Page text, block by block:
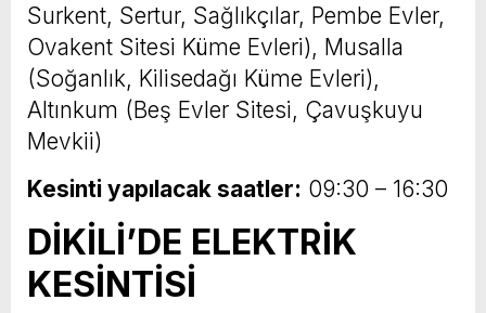
Surkent, Sertur, Sağlıkçılar, Pembe Evler,
Ovakent Sitesi Küme Evleri), Musalla
(Soğanlık, Kilisedağı Küme Evleri),
Altınkum (Beş Evler Sitesi, Çavuşkuyu
Mevkii)
Kesinti yapılacak saatler: 09:30 – 16:30
DİKİLİ’DE ELEKTRİK
KESİNTİSİ